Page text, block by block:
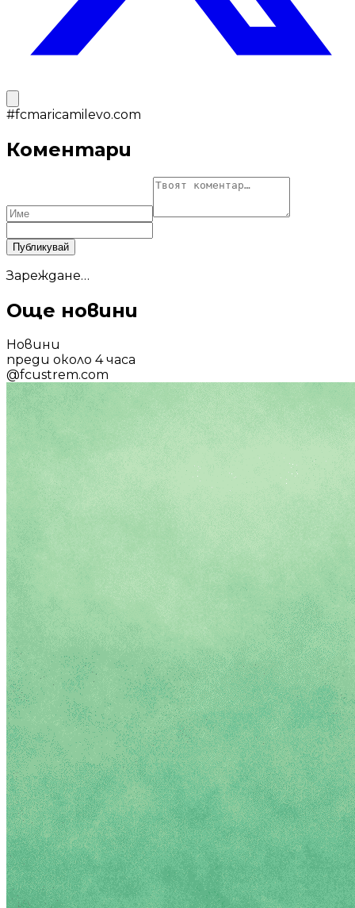
#fcmaricamilevo.com
Коментари
Публикувай
Зареждане…
Още новини
Новини
преди около 4 часа
@fcustrem.com